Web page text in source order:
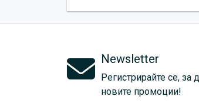
Newsletter
Регистрирайте се, за
новите промоции!